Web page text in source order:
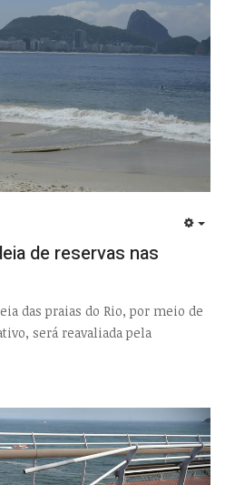
de reservas nas
das praias do Rio, por meio de
será reavaliada pela